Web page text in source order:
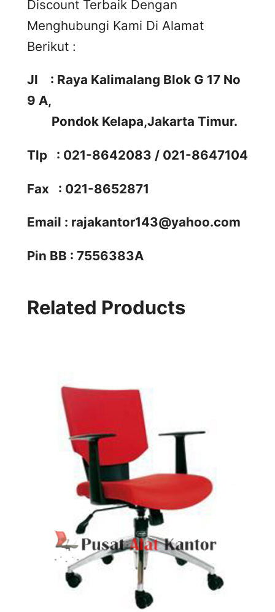
Discount Terbaik Dengan
Menghubungi Kami Di Alamat
Berikut :
Jl : Raya Kalimalang Blok G 17 No
9 A,
Pondok Kelapa,Jakarta Timur.
Tlp : 021-8642083 / 021-8647104
Fax : 021-8652871
Email : rajakantor143@yahoo.com
Pin BB : 7556383A
Related Products